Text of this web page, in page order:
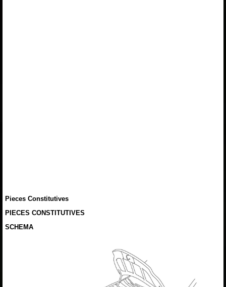
Pieces Constitutives
PIECES CONSTITUTIVES
SCHEMA